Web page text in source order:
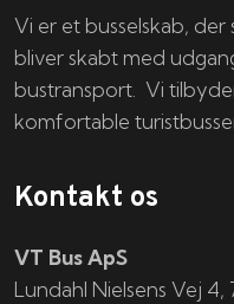
Vi er et busselskab,
bliver skabt med
bustransport. Vi
komfortable
Kontakt os
VT Bus ApS
​​​Lundahl Nielsens Vej 4,